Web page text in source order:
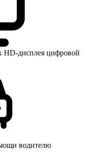
HD-дисплея цифровой
водителю